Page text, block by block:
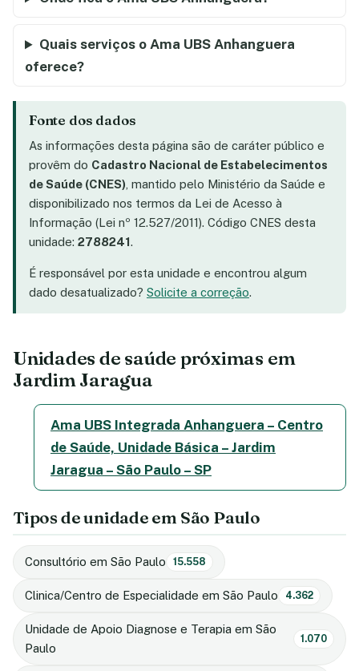
Quais serviços o Ama UBS Anhanguera
oferece?
Fonte dos dados
As informações desta página são de caráter público e
provêm do Cadastro Nacional de Estabelecimentos
de Saúde (CNES), mantido pelo Ministério da Saúde e
disponibilizado nos termos da Lei de Acesso à
Informação (Lei nº 12.527/2011). Código CNES desta
unidade: 2788241.
É responsável por esta unidade e encontrou algum
dado desatualizado? Solicite a correção.
Unidades de saúde próximas em
Jardim Jaragua
Ama UBS Integrada Anhanguera – Centro
de Saúde, Unidade Básica – Jardim
Jaragua – São Paulo – SP
Tipos de unidade em São Paulo
Consultório em São Paulo 15.558
Clinica/Centro de Especialidade em São Paulo 4.362
Unidade de Apoio Diagnose e Terapia em São
Paulo
1.070